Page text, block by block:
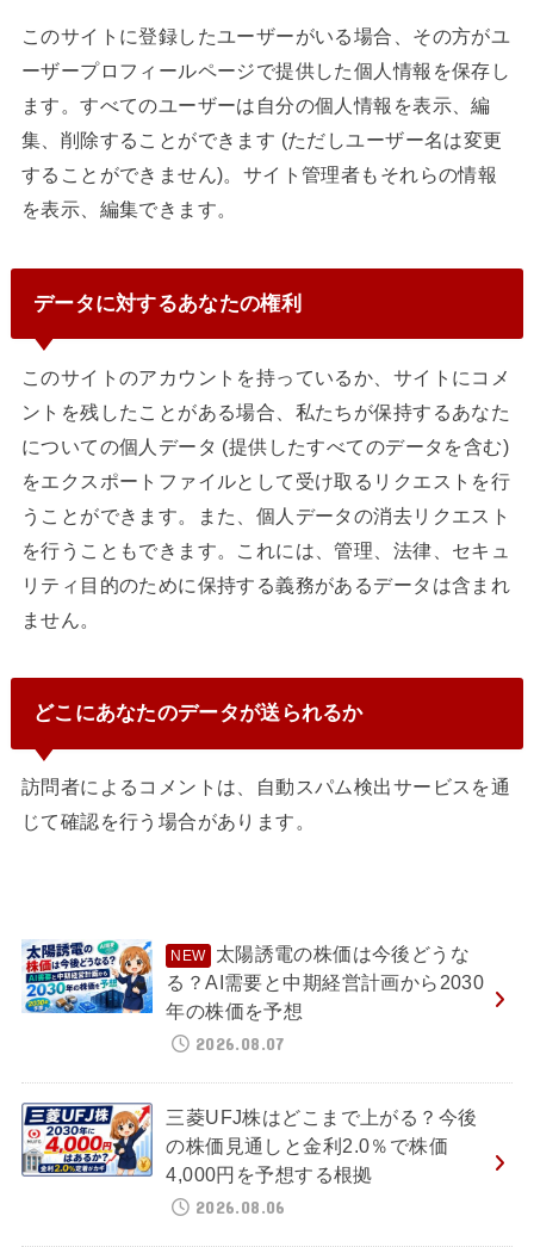
このサイトに登録したユーザーがいる場合、その方がユ
ーザープロフィールページで提供した個人情報を保存し
ます。すべてのユーザーは自分の個人情報を表示、編
集、削除することができます (ただしユーザー名は変更
することができません)。サイト管理者もそれらの情報
を表示、編集できます。
データに対するあなたの権利
このサイトのアカウントを持っているか、サイトにコメ
ントを残したことがある場合、私たちが保持するあなた
についての個人データ (提供したすべてのデータを含む)
をエクスポートファイルとして受け取るリクエストを行
うことができます。また、個人データの消去リクエスト
を行うこともできます。これには、管理、法律、セキュ
リティ目的のために保持する義務があるデータは含まれ
ません。
どこにあなたのデータが送られるか
訪問者によるコメントは、自動スパム検出サービスを通
じて確認を行う場合があります。
太陽誘電の株価は今後どうな
る？AI需要と中期経営計画から2030
年の株価を予想
2026.08.07
三菱UFJ株はどこまで上がる？今後
の株価見通しと金利2.0％で株価
4,000円を予想する根拠
2026.08.06